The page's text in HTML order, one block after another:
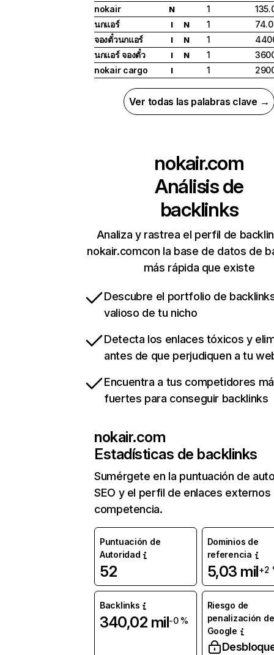
nokair
N 1
นกแอร์
I N 1
จองตั๋วนกแอร์
I N 1
นกแอร์ จองตั๋ว
I N 1
nokair cargo
I 1
Ver todas las palabras clave →
nokair.com
Análisis de
backlinks
Analiza y rastrea el perfil de
nokair.comcon la base de datos de
más rápida que existe
Descubre el portfolio de
valioso de tu nicho
Detecta los enlaces tóxicos y
antes de que perjudiquen a tu
Encuentra a tus competidores
fuertes para conseguir backlinks
nokair.com
Estadísticas de backlinks
Sumérgete en la puntuación de
SEO y el perfil de enlaces externos
competencia.
Puntuación de
Autoridad
52
Dominios de
referencia
5,03 mil+2
Backlinks
340,02 mil-0 %
Riesgo de
penalización de
Google